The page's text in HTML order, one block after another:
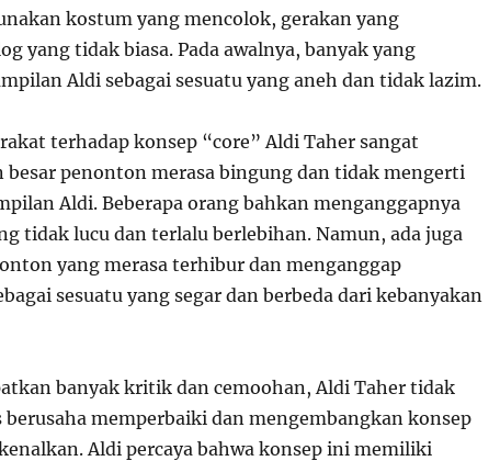
kostum yang mencolok, gerakan yang
yang tidak biasa. Pada awalnya, banyak yang
Aldi sebagai sesuatu yang aneh dan tidak lazim.
terhadap konsep “core” Aldi Taher sangat
besar penonton merasa bingung dan tidak mengerti
Aldi. Beberapa orang bahkan menganggapnya
tidak lucu dan terlalu berlebihan. Namun, ada juga
yang merasa terhibur dan menganggap
sesuatu yang segar dan berbeda dari kebanyakan
banyak kritik dan cemoohan, Aldi Taher tidak
berusaha memperbaiki dan mengembangkan konsep
Aldi percaya bahwa konsep ini memiliki